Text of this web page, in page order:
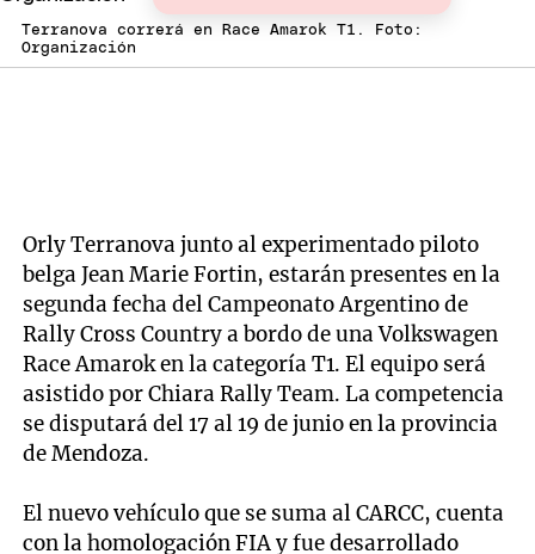
Terranova correrá en Race Amarok T1. Foto:
Organización
Orly Terranova junto al experimentado piloto
belga Jean Marie Fortin, estarán presentes en la
segunda fecha del Campeonato Argentino de
Rally Cross Country a bordo de una Volkswagen
Race Amarok en la categoría T1. El equipo será
asistido por Chiara Rally Team. La competencia
se disputará del 17 al 19 de junio en la provincia
de Mendoza.
El nuevo vehículo que se suma al CARCC, cuenta
con la homologación FIA y fue desarrollado